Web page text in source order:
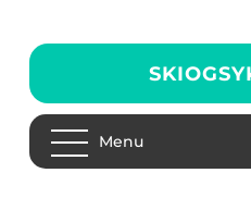
Menu